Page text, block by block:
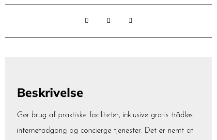
Beskrivelse
Gør brug af praktiske faciliteter, inklusive gratis trådløs
internetadgang og concierge-tjenester. Det er nemt at